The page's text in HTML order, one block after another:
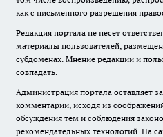
как с письменного разрешения
Редакция портала не несет
материалы пользователей,
субдоменах. Мнение редакции и
совпадать.
Администрация портала оставляет
комментарии, исходя из
обсуждения тем и соблюдения
рекомендательных технологий. На